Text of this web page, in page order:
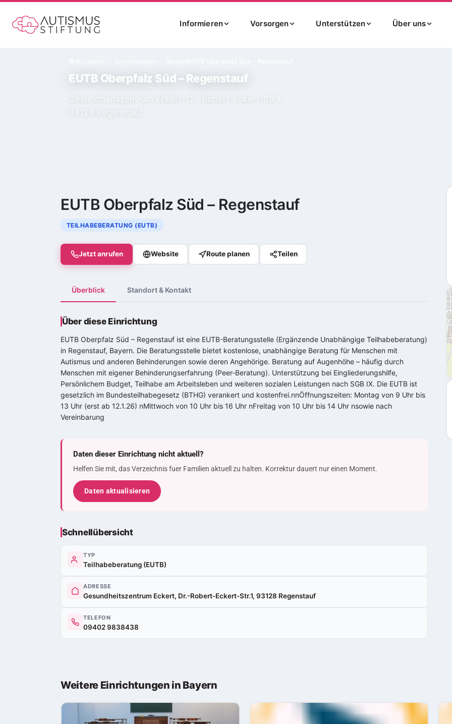
Informieren Vorsorgen Unterstützen Über uns
EUTB Oberpfalz Süd – Regenstauf
Gesundheitszentrum Eckert, Dr.-Robert-Eckert-Str.1,
93128 Regenstauf
EUTB Oberpfalz Süd – Regenstauf
TEILHABEBERATUNG (EUTB)
Jetzt anrufen Website Route planen Teilen
Überblick Standort & Kontakt
Über diese Einrichtung
EUTB Oberpfalz Süd – Regenstauf ist eine EUTB-Beratungsstelle (Ergänzende Unabhängige Teilhabeberatung)
in Regenstauf, Bayern. Die Beratungsstelle bietet kostenlose, unabhängige Beratung für Menschen mit
Autismus und anderen Behinderungen sowie deren Angehörige. Beratung auf Augenhöhe – häufig durch
Menschen mit eigener Behinderungserfahrung (Peer-Beratung). Unterstützung bei Eingliederungshilfe,
Persönlichem Budget, Teilhabe am Arbeitsleben und weiteren sozialen Leistungen nach SGB IX. Die EUTB ist
gesetzlich im Bundesteilhabegesetz (BTHG) verankert und kostenfrei.nnÖffnungszeiten: Montag von 9 Uhr bis
13 Uhr (erst ab 12.1.26) nMittwoch von 10 Uhr bis 16 Uhr nFreitag von 10 Uhr bis 14 Uhr nsowie nach
Vereinbarung
Daten dieser Einrichtung nicht aktuell?
Helfen Sie mit, das Verzeichnis fuer Familien aktuell zu halten. Korrektur dauert nur einen Moment.
Daten aktualisieren
Schnellübersicht
TYP
Teilhabeberatung (EUTB)
ADRESSE
Gesundheitszentrum Eckert, Dr.-Robert-Eckert-Str.1, 93128 Regenstauf
TELEFON
09402 9838438
Weitere Einrichtungen in Bayern